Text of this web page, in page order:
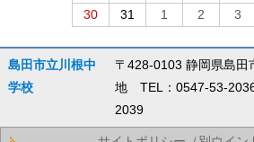
30
31 1 2 3
島田市立川根中
学校
〒428-0103 静岡県島田
地 TEL：0547-53-
2039